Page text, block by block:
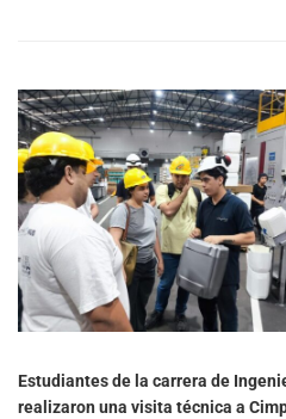
Estudiantes de la carrera de
realizaron una visita técnica a